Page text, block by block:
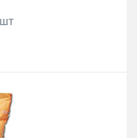
шт